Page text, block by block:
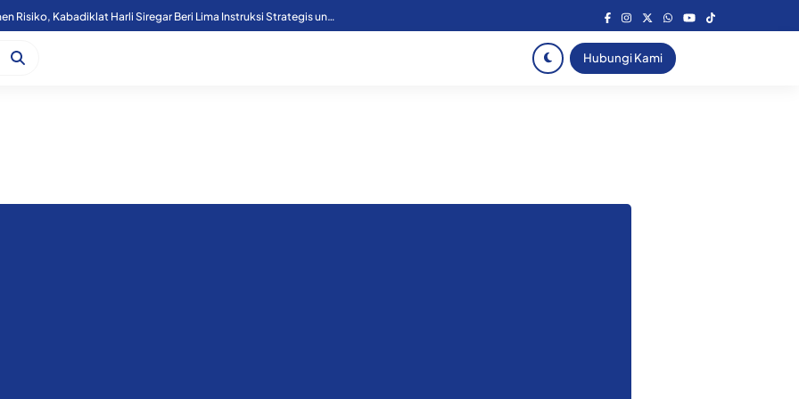
Tutup Diklat Manajemen Risiko, Kabadiklat Harli Siregar Beri Lima Instruksi Strategis untuk Perkuat Tata Kelola Kejaksaan
Miliki Rumah Melalui Akad Massal KPR Sejahtera FLPP
Hubungi Kami